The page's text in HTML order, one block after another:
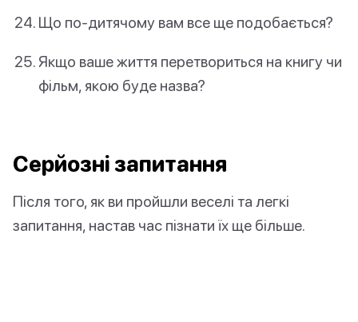
Що по-дитячому вам все ще подобається?
Якщо ваше життя перетвориться на книгу чи
фільм, якою буде назва?
Серйозні запитання
Після того, як ви пройшли веселі та легкі
запитання, настав час пізнати їх ще більше.